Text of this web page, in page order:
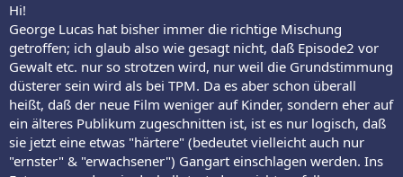
Hi!
George Lucas hat bisher immer die richtige Mischung
getroffen; ich glaub also wie gesagt nicht, daß Episode2 vor
Gewalt etc. nur so strotzen wird, nur weil die Grundstimmung
düsterer sein wird als bei TPM. Da es aber schon überall
heißt, daß der neue Film weniger auf Kinder, sondern eher auf
ein älteres Publikum zugeschnitten ist, ist es nur logisch, daß
sie jetzt eine etwas "härtere" (bedeutet vielleicht auch nur
"ernster" & "erwachsener") Gangart einschlagen werden. Ins